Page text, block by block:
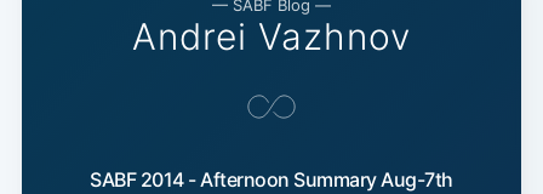
— SABF Blog —
Andrei Vazhnov
SABF 2014 - Afternoon Summary Aug-7th